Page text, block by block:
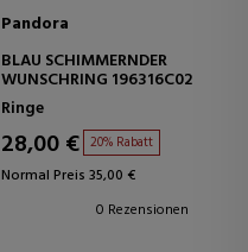
Pandora
BLAU SCHIMMERNDER
WUNSCHRING 196316C02
Ringe
28,00 € 20% Rabatt
Normal Preis 35,00 €
0 Rezensionen